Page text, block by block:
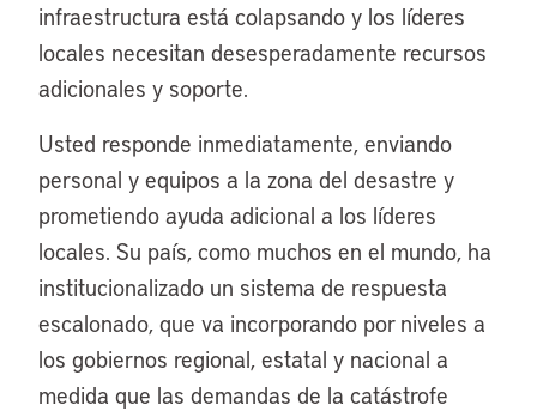
infraestructura está colapsando y los líderes
locales necesitan desesperadamente recursos
adicionales y soporte.
Usted responde inmediatamente, enviando
personal y equipos a la zona del desastre y
prometiendo ayuda adicional a los líderes
locales. Su país, como muchos en el mundo, ha
institucionalizado un sistema de respuesta
escalonado, que va incorporando por niveles a
los gobiernos regional, estatal y nacional a
medida que las demandas de la catástrofe